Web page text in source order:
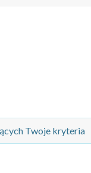
Twoje kryteria